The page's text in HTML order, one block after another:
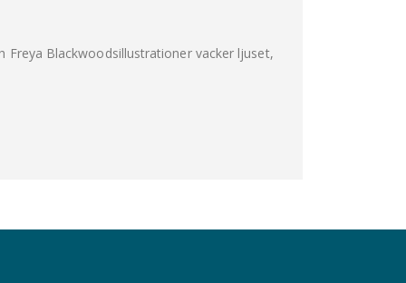
Freya Blackwoodsillustrationer vacker ljuset,